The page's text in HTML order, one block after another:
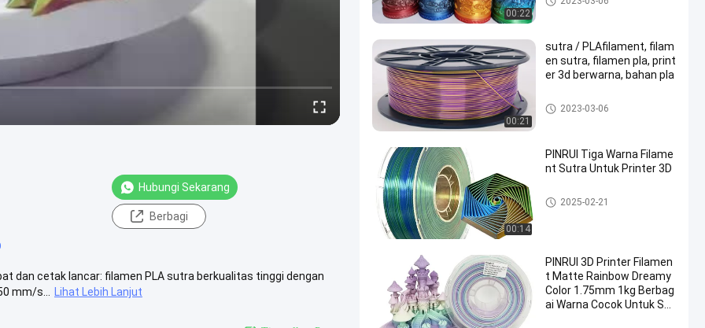
Hubungi Sekarang
Berbagi
dan cetak lancar: filamen PLA sutra berkualitas tinggi dengan
mm/s...
Lihat Lebih Lanjut
00:22
00:21
sutra / PLAfilament, filam
en sutra, filamen pla, print
er 3d berwarna, bahan pla
Filamen Tri Warna
2023-03-06
00:14
PINRUI Tiga Warna Filame
nt Sutra Untuk Printer 3D
Filamen Tri Warna
2025-02-21
PINRUI 3D Printer Filamen
t Matte Rainbow Dreamy
Color 1.75mm 1kg Berbag
ai Warna Cocok Untuk Se